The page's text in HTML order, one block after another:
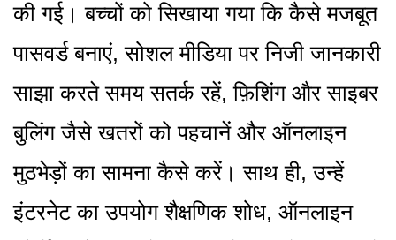
की गई। बच्चों को सिखाया गया कि कैसे मजबूत
पासवर्ड बनाएं, सोशल मीडिया पर निजी जानकारी
साझा करते समय सतर्क रहें, फ़िशिंग और साइबर
बुलिंग जैसे खतरों को पहचानें और ऑनलाइन
मुठभेड़ों का सामना कैसे करें। साथ ही, उन्हें
इंटरनेट का उपयोग शैक्षणिक शोध, ऑनलाइन